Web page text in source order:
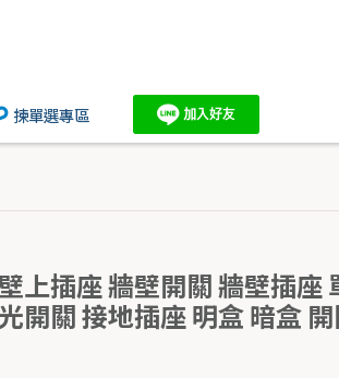
揀單選專區
上插座 牆壁開關 牆壁插座
開關 接地插座 明盒 暗盒